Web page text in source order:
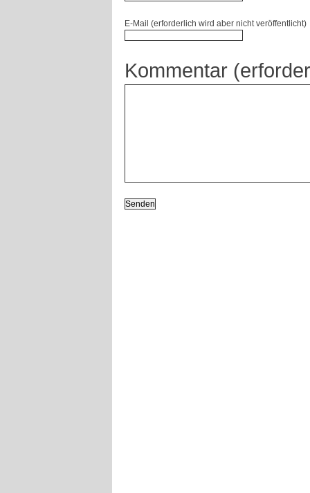
E-Mail (erforderlich wird aber nicht veröffentlicht)
Kommentar